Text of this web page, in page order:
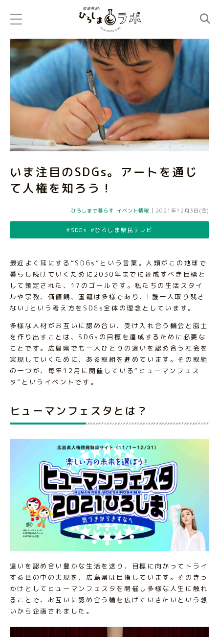
いま注目のSDGs。アートを通じ
て人権を知ろう！
ひろしまで暮らす ･ イベント情報 | 2021年12月3日(金)
SDGs ひろしま県民テレビ
最近よく耳にする“SDGs”という言葉。人類がこの地球で
暮らし続けていくために2030年までに達成すべき目標と
して策定された、17のゴールです。私たちの生活スタイ
ルや宗教、価値観、国籍は多様であり、｢誰一人取り残さ
ない｣という考え方をSDGs全体の理念としています。
多様な人材がお互いに認め合い、受け入れ合う機会と風土
を作り出すことは、SDGsの目標を達成するために必要な
ことです。広島県でも一人ひとりの違いを認め合う社会を
実現していくために、ある取組を進めています。その取組
の一つが、毎年12月に開催している“ヒューマンフェス
タ”というイベントです。
ヒューマンフェスタとは？
違いを認め合い豊かな生活を送り、目標に向かってトライ
する世の中の実現を、広島県は目指しています。そのきっ
かけとしてヒューマンフェスタを開催し多様な人生に触れ
ることで、お互いに認め合う輪を広げていきたいという想
いから企画されました。